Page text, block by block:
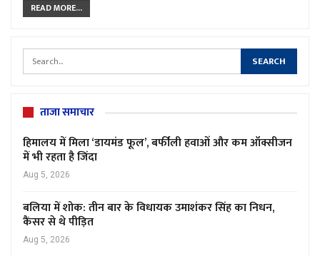
READ MORE...
ताजा समाचार
हिमालय में मिला ‘डायमंड फूल’, बर्फीली हवाओं और कम ऑक्सीजन
में भी रहता है जिंदा
Aug 5, 2026
बलिया में शोक: तीन बार के विधायक उमाशंकर सिंह का निधन,
कैंसर से थे पीड़ित
Aug 5, 2026